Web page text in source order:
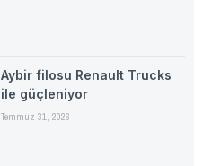
Aybir filosu Renault Trucks
ile güçleniyor
Temmuz 31, 2026